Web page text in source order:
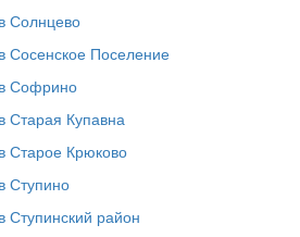
Солнцево
Сосенское Поселение
Софрино
Старая Купавна
Старое Крюково
Ступино
Ступинский район